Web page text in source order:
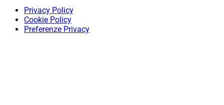
Privacy Policy
Cookie Policy
Preferenze Privacy